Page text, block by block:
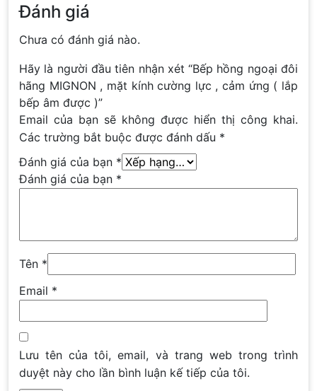
Đánh giá
Chưa có đánh giá nào.
Hãy là người đầu tiên nhận xét “Bếp hồng ngoại đôi
hãng MIGNON , mặt kính cường lực , cảm ứng ( lắp
bếp âm được )”
Email của bạn sẽ không được hiển thị công khai.
Các trường bắt buộc được đánh dấu *
Đánh giá của bạn *
Đánh giá của bạn *
Tên *
Email *
Lưu tên của tôi, email, và trang web trong trình
duyệt này cho lần bình luận kế tiếp của tôi.